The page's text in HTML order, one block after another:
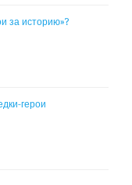
за историю»?
герои